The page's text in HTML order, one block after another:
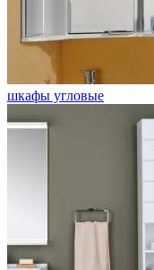
шкафы угловые